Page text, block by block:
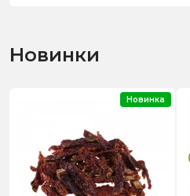
Новинки
Новинка